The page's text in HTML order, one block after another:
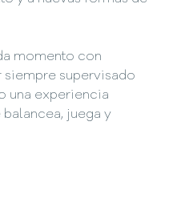
momento con
siempre supervisado
una experiencia
juega y